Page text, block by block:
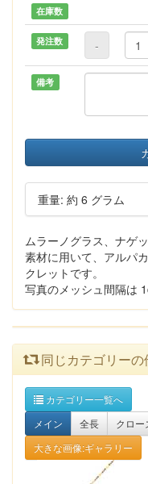
在庫数
発注数 -
備考
重量: 約 6 グラム
ムラーノグラス、ナゲ
素材に用いて、アルパ
クレットです。
写真のメッシュ間隔は
同じカテゴリーの
カテゴリー一覧へ
メイン
全長 クロー
大きな画像:ギャラリー